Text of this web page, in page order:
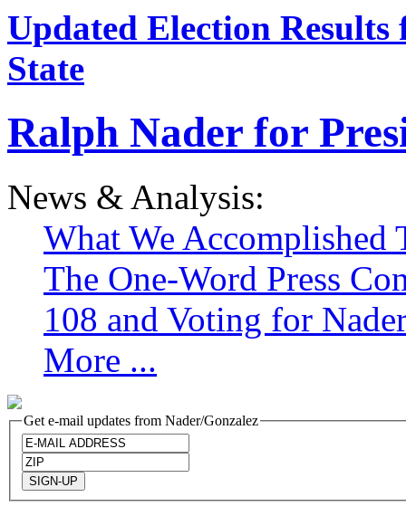
Updated Election
State
Ralph Nader for
News & Analysis:
What We Accomplished
The One-Word Press
108 and Voting for
More ...
Get e-mail updates from Nader/Gonzalez